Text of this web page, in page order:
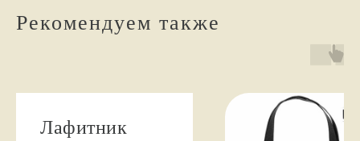
Рекомендуем также
Лафитник